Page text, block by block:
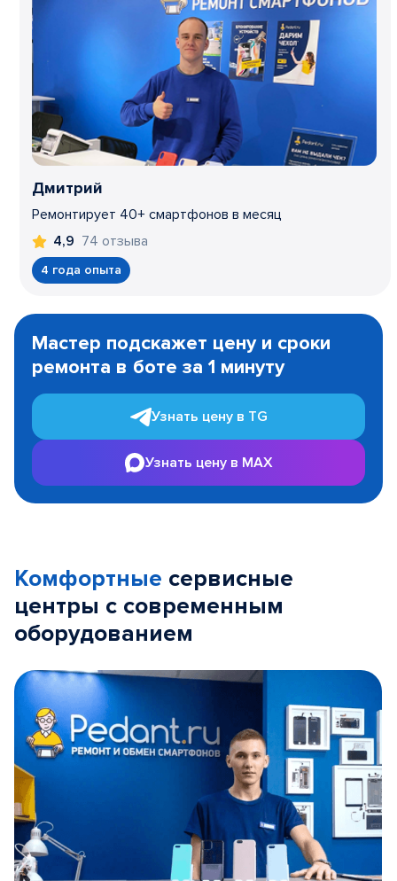
Дмитрий
Ремонтирует 40+ смартфонов в месяц
4,9 74 отзыва
4 года опыта
1
Мастер подскажет цену и сроки
ремонта в боте за 1 минуту
Узнать цену в TG
Узнать цену в MAX
Комфортные сервисные
центры с современным
оборудованием